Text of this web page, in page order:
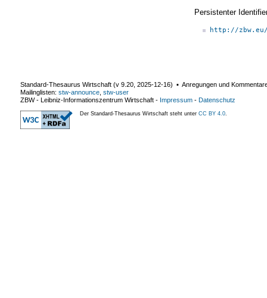
Persistenter
http://
Standard-Thesaurus Wirtschaft (v 9.20 2025-12-16) ▪ Anregungen und
Mailinglisten: stw-announce stw-user
ZBW - Leibniz-Informationszentrum Wirtschaft - Impressum - Datenschutz
Der Standard-Thesaurus Wirtschaft steht unter CC BY 4.0